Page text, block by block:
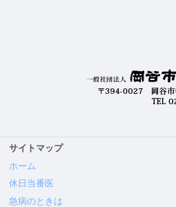
サイトマップ
ホーム
休日当番医
急病のときは